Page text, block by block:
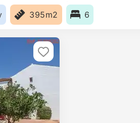
395m2 6